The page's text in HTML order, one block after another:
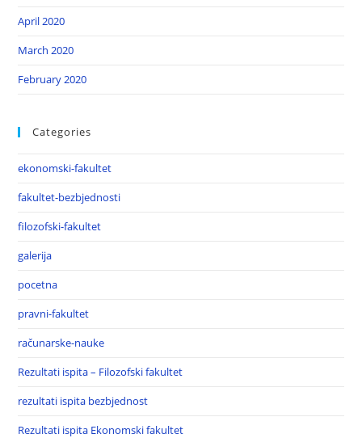
April 2020
March 2020
February 2020
Categories
ekonomski-fakultet
fakultet-bezbjednosti
filozofski-fakultet
galerija
pocetna
pravni-fakultet
računarske-nauke
Rezultati ispita – Filozofski fakultet
rezultati ispita bezbjednost
Rezultati ispita Ekonomski fakultet